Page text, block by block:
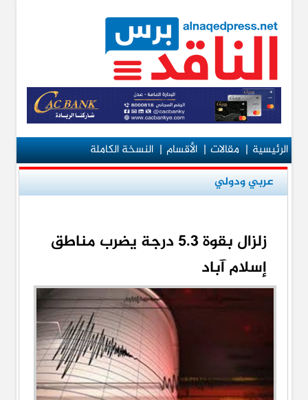
الرئيسية|مقالات|الأقسام|النسخة الكاملة
عربي ودولي
زلزال بقوة 5.3 درجة يضرب مناطق
إسلام آباد